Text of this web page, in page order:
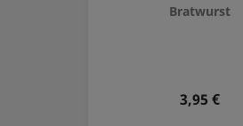
Bratwurst
Preu
3,95 €